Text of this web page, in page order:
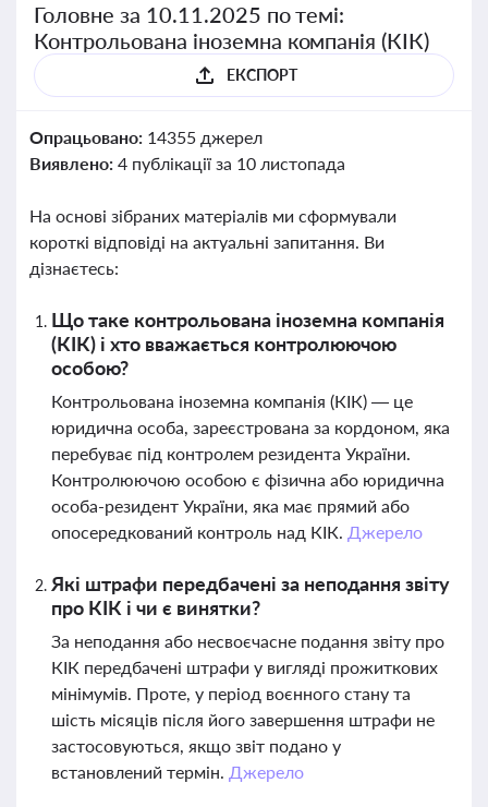
Головне за 10.11.2025 по темі:
Контрольована іноземна компанія (КІК)
ЕКСПОРТ
Опрацьовано: 14355 джерел
Виявлено: 4 публікації за 10 листопада
На основі зібраних матеріалів ми сформували
короткі відповіді на актуальні запитання. Ви
дізнаєтесь:
Що таке контрольована іноземна компанія
(КІК) і хто вважається контролюючою
особою?
Контрольована іноземна компанія (КІК) — це
юридична особа, зареєстрована за кордоном, яка
перебуває під контролем резидента України.
Контролюючою особою є фізична або юридична
особа-резидент України, яка має прямий або
опосередкований контроль над КІК. Джерело
Які штрафи передбачені за неподання звіту
про КІК і чи є винятки?
За неподання або несвоєчасне подання звіту про
КІК передбачені штрафи у вигляді прожиткових
мінімумів. Проте, у період воєнного стану та
шість місяців після його завершення штрафи не
застосовуються, якщо звіт подано у
встановлений термін. Джерело